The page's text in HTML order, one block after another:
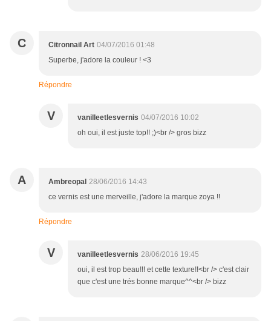
C Citronnail Art 04/07/2016 01:48
Superbe, j'adore la couleur ! <3
Répondre
V vanilleetlesvernis 04/07/2016 10:02
oh oui, il est juste top!! ;)<br /> gros bizz
A Ambreopal 28/06/2016 14:43
ce vernis est une merveille, j'adore la marque zoya !!
Répondre
V vanilleetlesvernis 28/06/2016 19:45
oui, il est trop beau!!! et cette texture!!<br /> c'est clair
que c'est une trés bonne marque^^<br /> bizz